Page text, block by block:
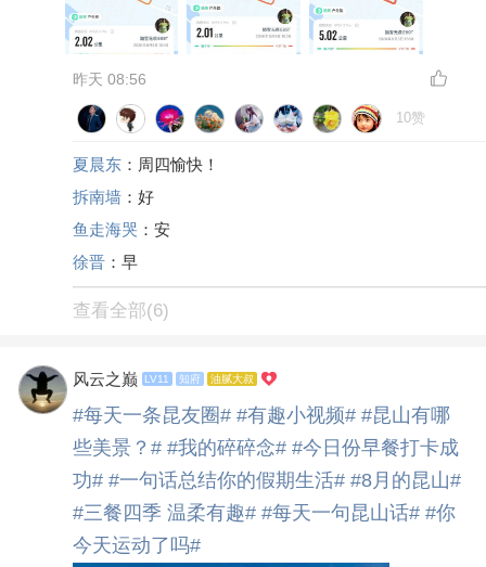
昨天 08:56
10赞
夏晨东 ：周四愉快！
拆南墙 ：好
鱼走海哭 ：安
徐晋 ：早
查看全部(6)
风云之巅 LV11 知府 油腻大叔
#每天一条昆友圈# #有趣小视频# #昆山有哪
些美景？# #我的碎碎念# #今日份早餐打卡成
功# #一句话总结你的假期生活# #8月的昆山#
#三餐四季 温柔有趣# #每天一句昆山话# #你
今天运动了吗#